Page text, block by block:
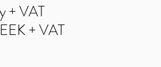
+ VAT
+ VAT